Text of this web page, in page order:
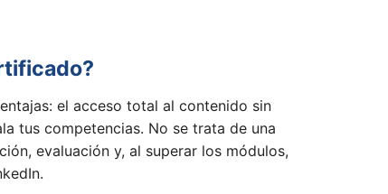
el acceso total al contenido sin
tus competencias. No se trata de una
evaluación y, al superar los módulos,